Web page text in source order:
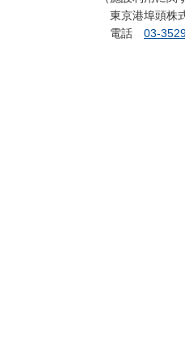
東京港埠頭株
電話 03-